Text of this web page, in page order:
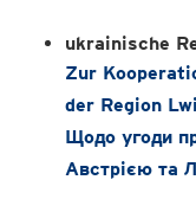
ukrainische
Zur
der Region
Щодо угоди
Австрією та